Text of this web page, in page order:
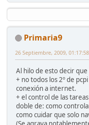
Primaria9
26 Septiembre, 2009,
Al hilo de esto decir
+ no todos los 2º de
conexión a internet.
+ el control de las
doble de: como
como cuidar que solo